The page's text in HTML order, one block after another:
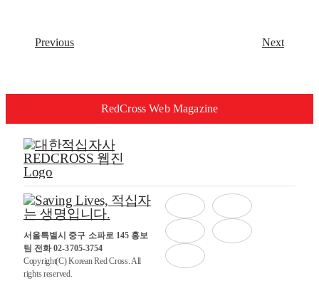
Previous Next
RedCross Web Magazine
서울특별시 중구 소파로 145 홍보
팀 전화 02-3705-3754
Copyright(C) Korean Red Cross. All
rights reserved.